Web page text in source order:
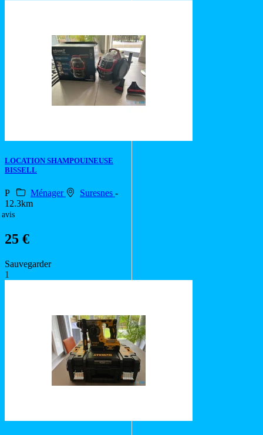
LOCATION SHAMPOUINEUSE
BISSELL
P Ménager Suresnes -
12.3km
avis
25 €
Sauvegarder
1